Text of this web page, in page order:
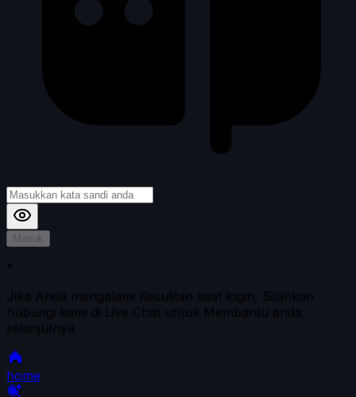
Masuk
*
Jika Anda mengalami Kesulitan saat login, Silahkan
hubungi kami di Live Chat untuk Membantu anda
selanjutnya
home